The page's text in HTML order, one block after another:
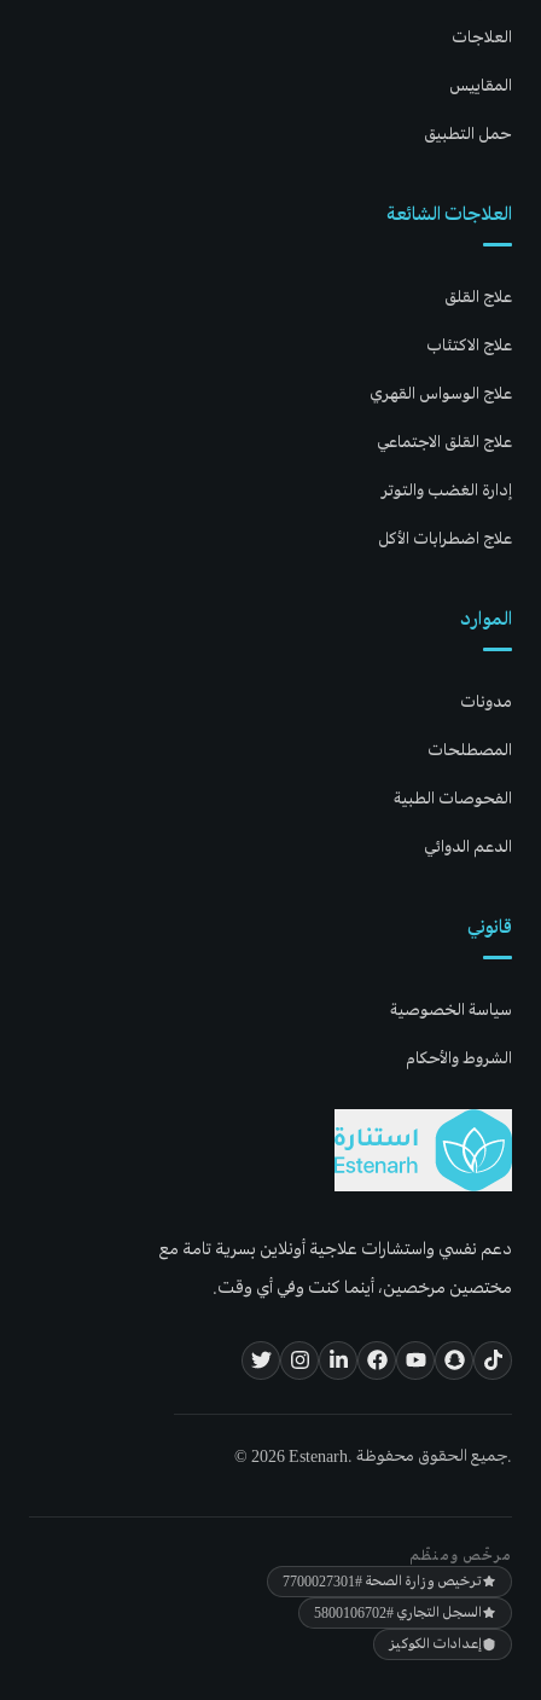
دعم نفسي واستشارات علاجية أونلاين بسرية تامة مع
مختصين مرخصين، أينما كنت وفي أي وقت.
© 2026 Estenarh. جميع الحقوق محفوظة.
العلاجات
المقاييس
حمل التطبيق
العلاجات الشائعة
علاج القلق
علاج الاكتئاب
علاج الوسواس القهري
علاج القلق الاجتماعي
إدارة الغضب والتوتر
علاج اضطرابات الأكل
الموارد
مدونات
المصطلحات
الفحوصات الطبية
الدعم الدوائي
قانوني
سياسة الخصوصية
الشروط والأحكام
مرخّص ومنظّم
ترخيص وزارة الصحة #7700027301
السجل التجاري #5800106702
إعدادات الكوكيز